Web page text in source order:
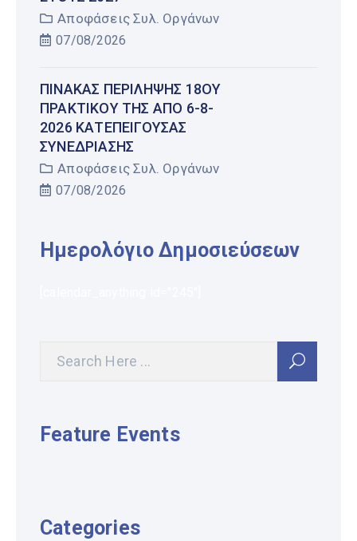
Αποφάσεις Συλ. Οργάνων
07/08/2026
ΠΊΝΑΚΑΣ ΠΕΡΊΛΗΨΗΣ 18ΟΥ
ΠΡΑΚΤΙΚΟΎ ΤΗΣ ΑΠΌ 6-8-
2026 ΚΑΤΕΠΕΊΓΟΥΣΑΣ
ΣΥΝΕΔΡΊΑΣΗΣ
Αποφάσεις Συλ. Οργάνων
07/08/2026
Ημερολόγιο Δημοσιεύσεων
Feature Events
Categories